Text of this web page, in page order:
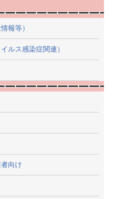
報等）
ルス感染症関連）
向け